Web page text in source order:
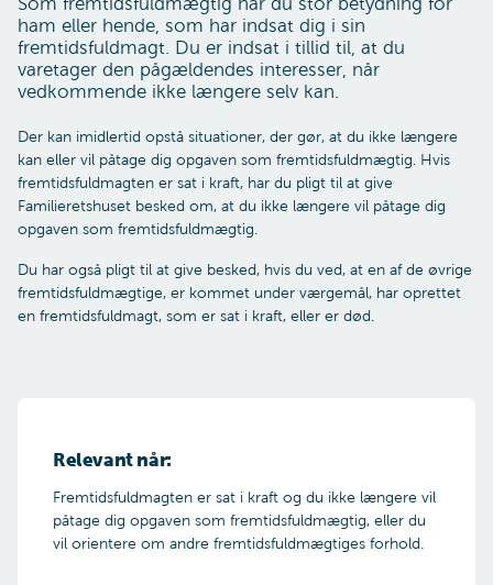
ham eller hende, som har indsat dig i sin
fremtidsfuldmagt. Du er indsat i tillid til, at du
varetager den pågældendes interesser, når
vedkommende ikke længere selv kan.
Der kan imidlertid opstå situationer, der gør, at du ikke længere
kan eller vil påtage dig opgaven som fremtidsfuldmægtig. Hvis
fremtidsfuldmagten er sat i kraft, har du pligt til at give
Familieretshuset besked om, at du ikke længere vil påtage dig
opgaven som fremtidsfuldmægtig.
Du har også pligt til at give besked, hvis du ved, at en af de øvrige
fremtidsfuldmægtige, er kommet under værgemål, har oprettet
en fremtidsfuldmagt, som er sat i kraft, eller er død.
Relevant når:
Fremtidsfuldmagten er sat i kraft og du ikke længere vil
påtage dig opgaven som fremtidsfuldmægtig, eller du
vil orientere om andre fremtidsfuldmægtiges forhold.